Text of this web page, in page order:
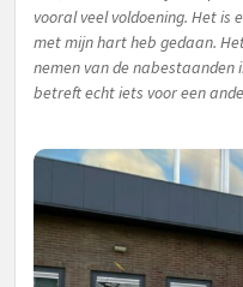
vooral veel voldoening. Het is
met mijn hart heb gedaan.
nemen van de nabestaanden
betreft echt iets voor een